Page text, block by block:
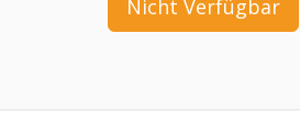
Nicht Verfügbar